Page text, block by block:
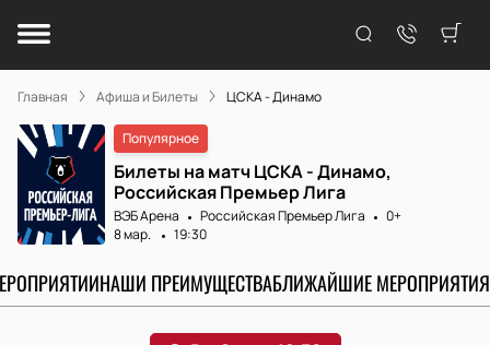
Главная Афиша и Билеты ЦСКА - Динамо
Популярное
Билеты на матч ЦСКА - Динамо,
Российская Премьер Лига
ВЭБ Арена Российская Премьер Лига
0+
8 мар.
19:30
НАШИ ПРЕИМУЩЕСТВАБЛИЖАЙШИЕ МЕРОПРИЯТИЯ